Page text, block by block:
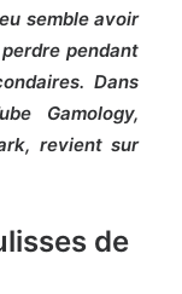
semble avoir
pendant
Dans
Gamology,
revient sur
de